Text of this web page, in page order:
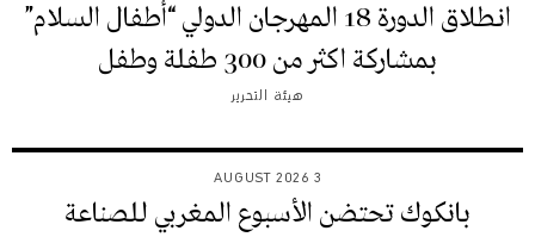
انطلاق الدورة 18 المهرجان الدولي “أطفال السلام”
بمشاركة اكثر من 300 طفلة وطفل
هيئة التحرير
3 AUGUST 2026
بانكوك تحتضن الأسبوع المغربي للصناعة